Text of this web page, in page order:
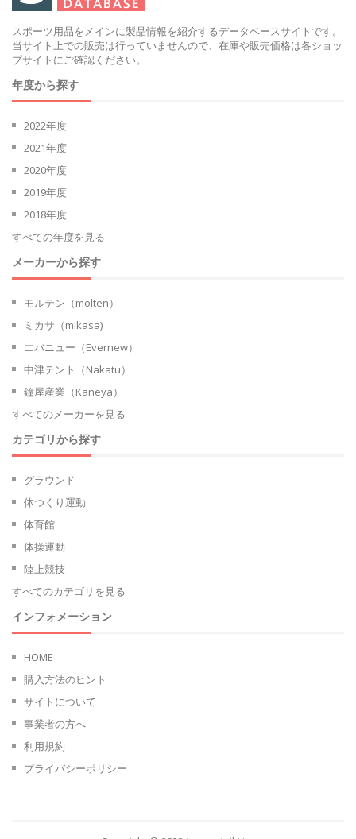
スポーツ用品をメインに製品情報を紹介するデータベースサイトです。
当サイト上での販売は行っていませんので、在庫や販売価格は各ショッ
プサイトにご確認ください。
年度から探す
2022年度
2021年度
2020年度
2019年度
2018年度
すべての年度を見る
メーカーから探す
モルテン（molten）
ミカサ（mikasa)
エバニュー（Evernew）
中津テント（Nakatu）
鐘屋産業（Kaneya）
すべてのメーカーを見る
カテゴリから探す
グラウンド
体つくり運動
体育館
体操運動
陸上競技
すべてのカテゴリを見る
インフォメーション
HOME
購入方法のヒント
サイトについて
事業者の方へ
利用規約
プライバシーポリシー